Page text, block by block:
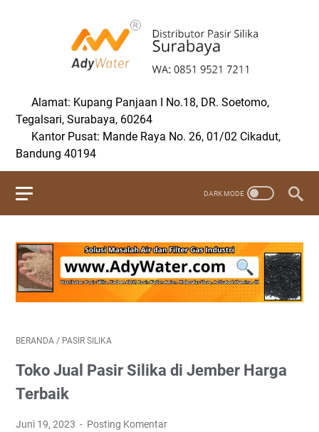
Alamat: Kupang Panjaan I No.18, DR. Soetomo,
Tegalsari, Surabaya, 60264
Kantor Pusat: Mande Raya No. 26, 01/02 Cikadut,
Bandung 40194
BERANDA / PASIR SILIKA
Toko Jual Pasir Silika di Jember Harga
Terbaik
Juni 19, 2023 Posting Komentar